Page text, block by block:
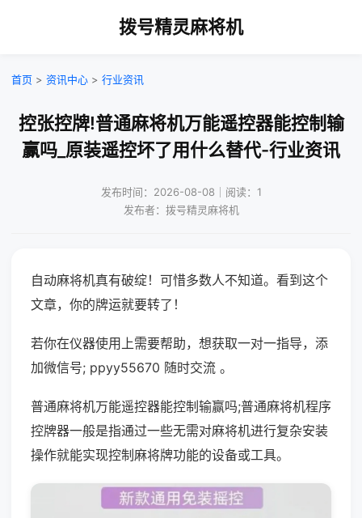
拨号精灵麻将机
首页 > 资讯中心 > 行业资讯
控张控牌!普通麻将机万能遥控器能控制输
赢吗_原装遥控坏了用什么替代-行业资讯
发布时间：2026-08-08｜阅读：1
发布者：拨号精灵麻将机
自动麻将机真有破绽！可惜多数人不知道。看到这个
文章，你的牌运就要转了！
若你在仪器使用上需要帮助，想获取一对一指导，添
加微信号; ppyy55670 随时交流 。
普通麻将机万能遥控器能控制输赢吗;普通麻将机程序
控牌器一般是指通过一些无需对麻将机进行复杂安装
操作就能实现控制麻将牌功能的设备或工具。